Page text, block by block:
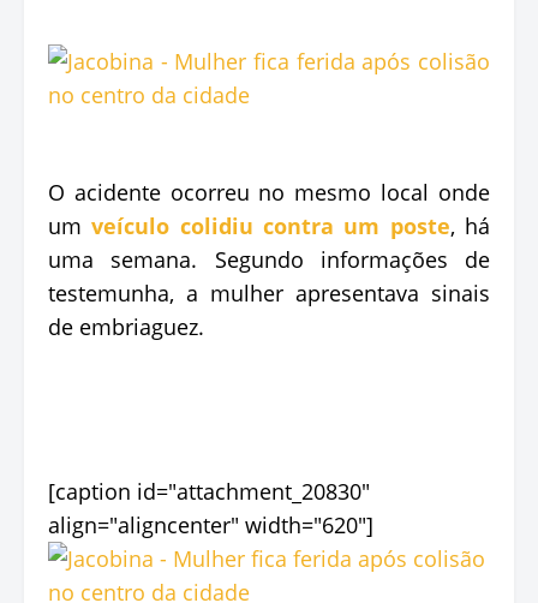
O acidente ocorreu no mesmo local onde
umveículo colidiu contra um poste, há
uma semana. Segundo informações de
testemunha, a mulher apresentava sinais
de embriaguez.
[caption id="attachment_20830"
align="aligncenter" width="620"]